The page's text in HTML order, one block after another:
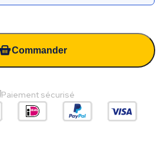
Commander
Paiement sécurisé